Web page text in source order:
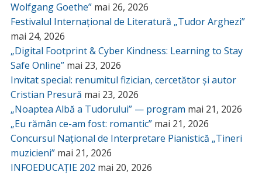
Wolfgang Goethe” mai 26, 2026
Festivalul Internațional de Literatură „Tudor Arghezi”
mai 24, 2026
„Digital Footprint & Cyber Kindness: Learning to Stay
Safe Online” mai 23, 2026
Invitat special: renumitul fizician, cercetător și autor
Cristian Presură mai 23, 2026
„Noaptea Albă a Tudorului” — program mai 21, 2026
„Eu rămân ce-am fost: romantic” mai 21, 2026
Concursul Național de Interpretare Pianistică „Tineri
muzicieni” mai 21, 2026
INFOEDUCAȚIE 202 mai 20, 2026